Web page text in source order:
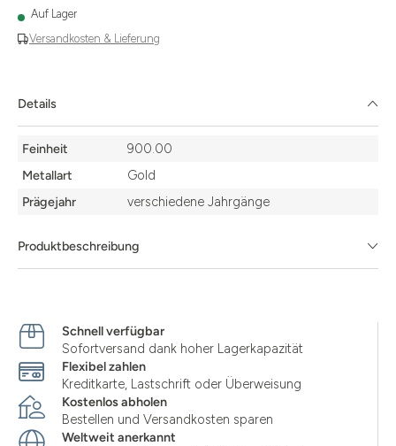
Versandkosten & Lieferung
Auf Lager
Details
Produktbeschreibung
Details
Feinheit
900.00
Metallart
Gold
Prägejahr
verschiedene Jahrgänge
Schnell verfügbar
Sofortversand dank hoher Lagerkapazität
Flexibel zahlen
Kreditkarte, Lastschrift oder Überweisung
Kostenlos abholen
Bestellen und Versandkosten sparen
Weltweit anerkannt